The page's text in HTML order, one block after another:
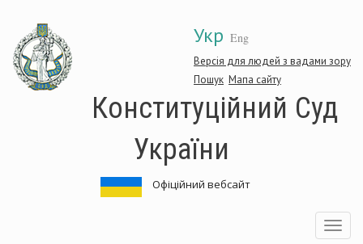
основного
матеріалу
Укр Eng
Версія для людей з вадами зору
Пошук Мапа сайту
Конституційний Суд
України
Офіційний вебсайт
Toggle